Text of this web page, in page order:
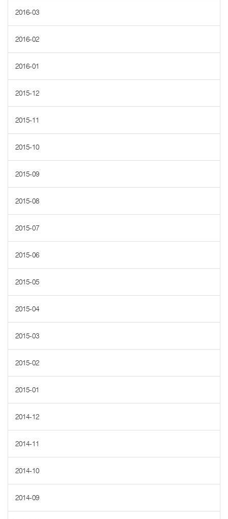
2016-03
2016-02
2016-01
2015-12
2015-11
2015-10
2015-09
2015-08
2015-07
2015-06
2015-05
2015-04
2015-03
2015-02
2015-01
2014-12
2014-11
2014-10
2014-09